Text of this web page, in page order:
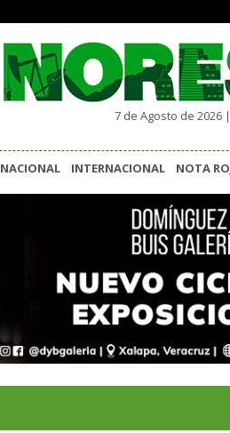
7 de Agosto de 2026
NACIONAL INTERNACIONAL NOTA